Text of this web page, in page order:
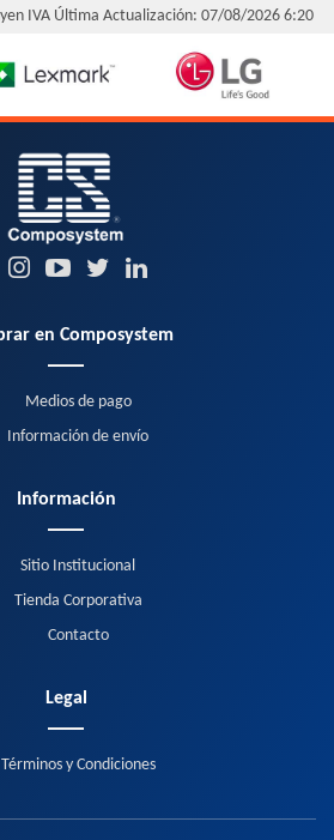
IVA Última Actualización: 07/08/2026 6:20
en Composystem
Medios de pago
Información de envío
Información
Sitio Institucional
Tienda Corporativa
Contacto
Legal
Términos y Condiciones